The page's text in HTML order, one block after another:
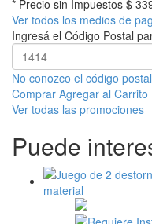
* Precio sin Impuestos $
Ver todos los medios de
Ingresá el Código Postal
No conozco el código postal
Comprar Agregar al Carrito
Ver todas las promociones
Puede